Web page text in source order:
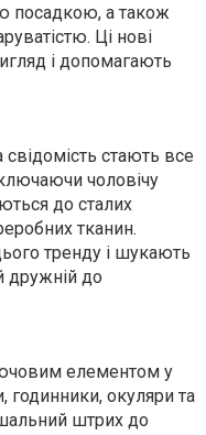
посадкою, а також
Ці нові
і допомагають
свідомість стають все
чоловічу
до сталих
тканин.
тренду і шукають
дружній до
елементом у
годинники, окуляри та
штрих до